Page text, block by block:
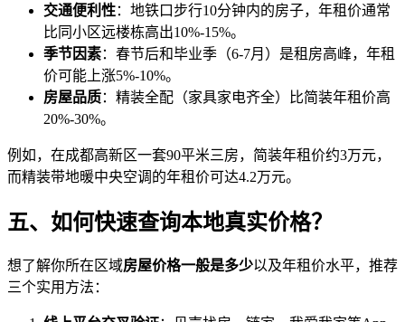
交通便利性：地铁口步行10分钟内的房子，年租价通常
比同小区远楼栋高出10%-15%。
季节因素：春节后和毕业季（6-7月）是租房高峰，年租
价可能上涨5%-10%。
房屋品质：精装全配（家具家电齐全）比简装年租价高
20%-30%。
例如，在成都高新区一套90平米三房，简装年租价约3万元，
而精装带地暖中央空调的年租价可达4.2万元。
五、如何快速查询本地真实价格？
想了解你所在区域房屋价格一般是多少以及年租价水平，推荐
三个实用方法：